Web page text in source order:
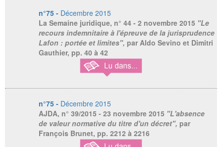
n°75 - Décembre 2015
La Semaine juridique, n° 44 - 2 novembre 2015 "Le
recours indemnitaire à l'épreuve de la jurisprudence
Lafon : portée et limites", par Aldo Sevino et Dimitri
Gauthier, pp. 40 à 42
n°75 - Décembre 2015
AJDA, n° 39/2015 - 23 novembre 2015 "L'absence
de valeur normative du titre d'un décret", par
François Brunet, pp. 2212 à 2216